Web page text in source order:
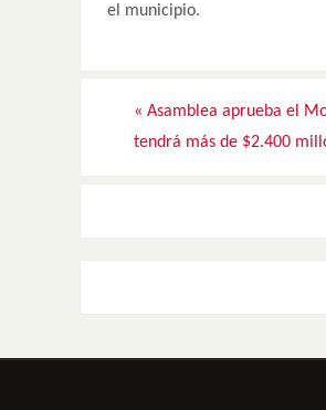
el municipio.
« Asamblea aprueba el
tendrá más de $2.400